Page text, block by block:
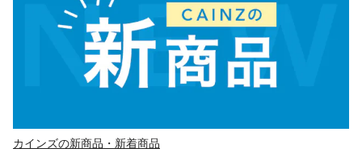
カインズの新商品・新着商品